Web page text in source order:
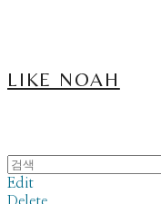
LIKE NOAH
Edit